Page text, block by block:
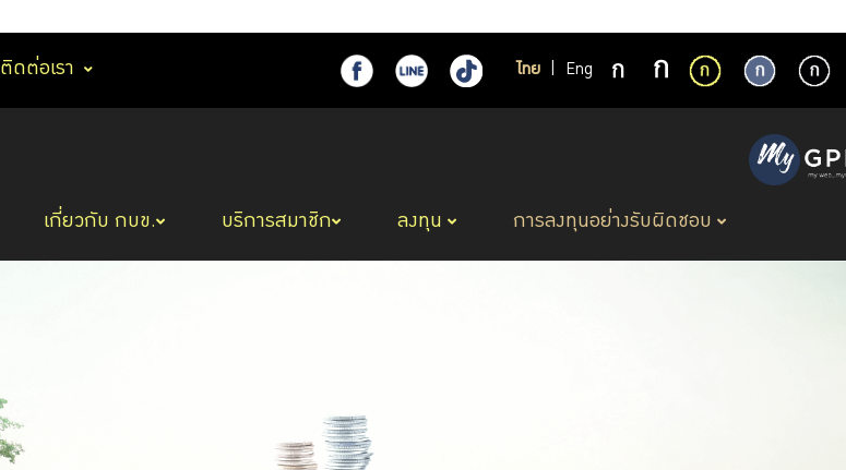
ไทย Eng
ติดต่อเรา
เกี่ยวกับ กบข. บริการสมาชิก ลงทุน การลงทุนอย่างรับผิดชอบ